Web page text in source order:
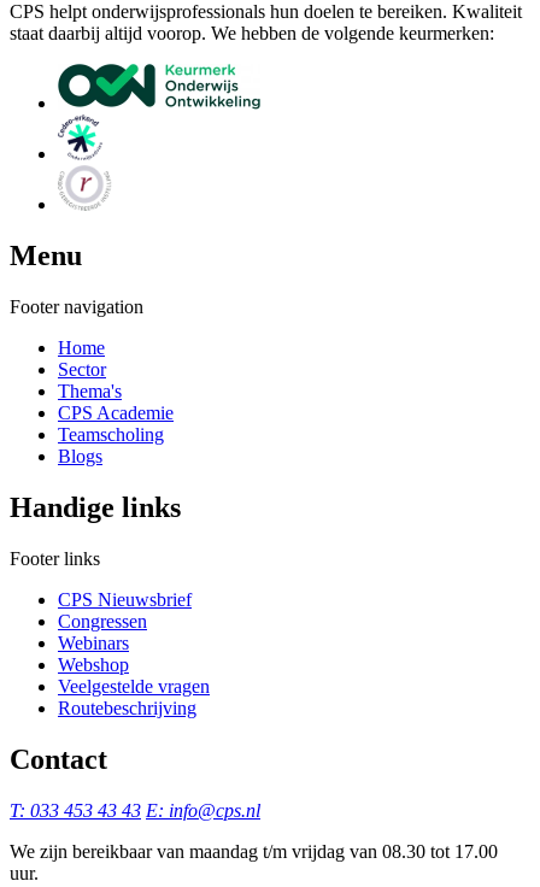
CPS helpt onderwijsprofessionals hun doelen te bereiken. Kwaliteit
staat daarbij altijd voorop. We hebben de volgende keurmerken:
Menu
Footer navigation
Home
Sector
Thema's
CPS Academie
Teamscholing
Blogs
Handige links
Footer links
CPS Nieuwsbrief
Congressen
Webinars
Webshop
Veelgestelde vragen
Routebeschrijving
Contact
T: 033 453 43 43 E: info@cps.nl
We zijn bereikbaar van maandag t/m vrijdag van 08.30 tot 17.00
uur.